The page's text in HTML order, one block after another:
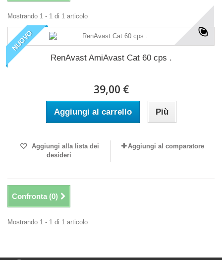
Mostrando 1 - 1 di 1 articolo
NUOVO
RenAvast AmiAvast Cat 60 cps .
39,00 €
Aggiungi al carrello Più
Aggiungi alla lista dei
desideri
Aggiungi al comparatore
Confronta (0)
Mostrando 1 - 1 di 1 articolo